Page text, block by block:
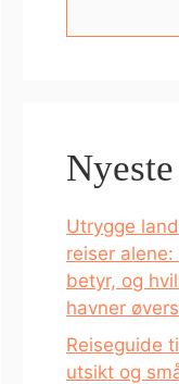
Utrygge
reiser
betyr, og
havner
Reiseguide
utsikt og